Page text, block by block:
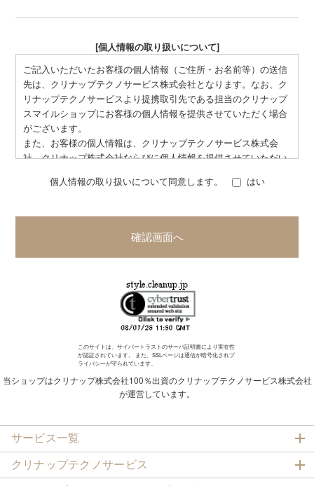
[個人情報の取り扱いについて]
ご記入いただいたお客様の個人情報（ご住所・お名前等）の送信
先は、クリナップテクノサービス株式会社となります。なお、ク
リナップテクノサービスより提携取引先である担当のクリナップ
スマイルショップにお客様の個人情報を提供させていただく場合
がございます。
また、お客様の個人情報は、クリナップテクノサービス株式会
社、クリナップ株式会社ならびに個人情報を提供させていただい
いたサービスの実施の他、プラン（見積）のご提供、アフターサ
発やサービス向上のための調査、分析、定期的な情報のご提供、
新たなサービスや新商品情報のご提供、緊急時の連絡のために利
個人情報の取り扱いについて同意します。 はい
確認画面へ
このサイトは、サイバートラストのサーバ証明書により実在性
が認証されています。 また、SSLページは通信が暗号化されプ
ライバシーが守られています。
当ショップはクリナップ株式会社100％出資のクリナップテクノサービス株式会社
が運営しています。
サービス一覧
クリナップテクノサービス